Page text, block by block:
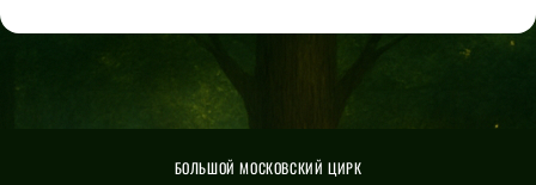
БОЛЬШОЙ МОСКОВСКИЙ ЦИРК